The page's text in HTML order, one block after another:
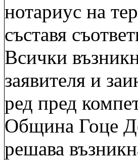
нотариус на
съставя
Всички
заявителя и
ред пред
Община Гоце
решава